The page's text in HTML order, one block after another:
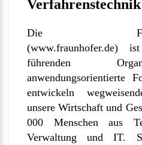
Verfahrenstechnik
Die
(www.fraunhofer.de) ist
führenden
anwendungsorientierte
entwickeln
unsere Wirtschaft und
000 Menschen aus
Verwaltung und IT.